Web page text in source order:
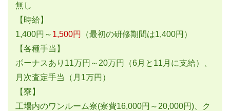
無し
【時給】
1,400円～ 1,500円
（最初の研修期間は1,400円）
【各種手当】
ボーナスあり11万円～20万円（6月と11月に支給）、
月次査定手当（月1万円）
【寮】
工場内のワンルーム寮(寮費16,000円～20,000円)、ク